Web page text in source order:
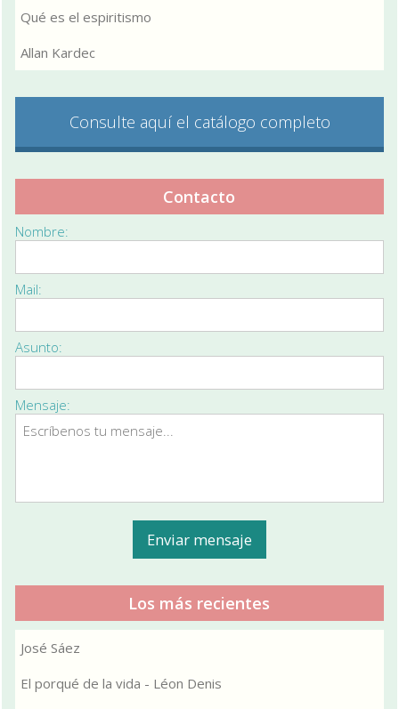
Qué es el espiritismo
Allan Kardec
Consulte aquí el catálogo completo
Contacto
Nombre:
Mail:
Asunto:
Mensaje:
Los más recientes
José Sáez
El porqué de la vida - Léon Denis